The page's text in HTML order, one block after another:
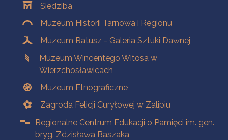
Siedziba
Muzeum Historii Tarnowa i Regionu
Muzeum Ratusz - Galeria Sztuki Dawnej
Muzeum Wincentego Witosa w
Wierzchosławicach
Muzeum Etnograficzne
Zagroda Felicji Curyłowej w Zalipiu
Regionalne Centrum Edukacji o Pamięci im. gen.
bryg. Zdzisława Baszaka